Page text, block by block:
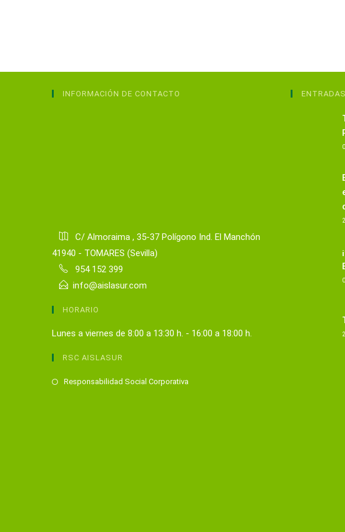
INFORMACIÓN DE CONTACTO
C/ Almoraima , 35-37 Polígono Ind. El Manchón
41940 - TOMARES (Sevilla)
954 152 399
info@aislasur.com
HORARIO
Lunes a viernes de 8:00 a 13:30 h. - 16:00 a 18:00 h.
RSC AISLASUR
Responsabilidad Social Corporativa